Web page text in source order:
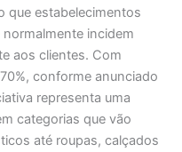
que estabelecimentos
incidem
aos clientes. Com
conforme anunciado
representa uma
categorias que vão
até roupas, calçados